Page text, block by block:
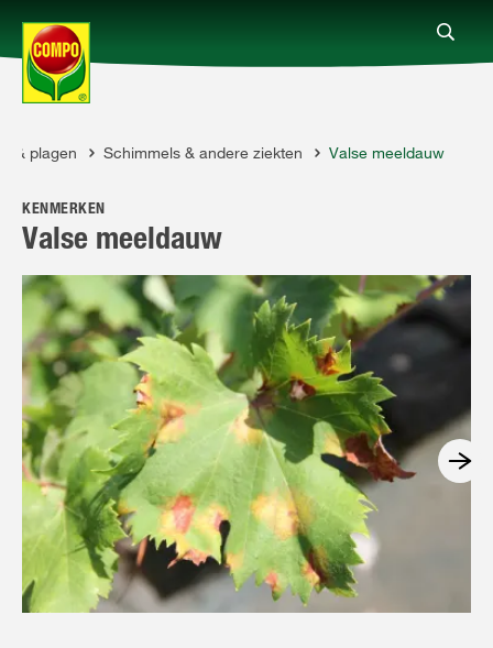
Producten
Advies
Thema's
Tot je dienst
Onderneming
FR NL
& plagen Schimmels & andere ziekten Valse meeldauw
KENMERKEN
Valse meeldauw